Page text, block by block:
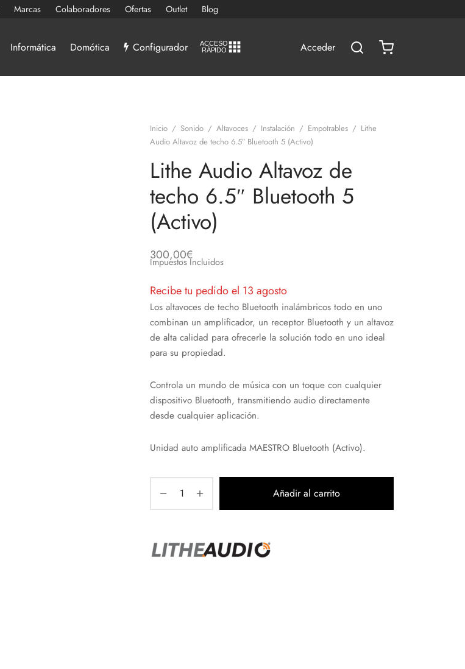
Marcas Colaboradores Ofertas Outlet Blog
Informática Domótica Configurador ACCESO
RÁPIDO Acceder
Inicio / Sonido / Altavoces / Instalación / Empotrables / Lithe
Audio Altavoz de techo 6.5″ Bluetooth 5 (Activo)
Lithe Audio Altavoz de
techo 6.5″ Bluetooth 5
(Activo)
300,00€
Impuestos Incluidos
Recibe tu pedido el 13 agosto
Los altavoces de techo Bluetooth inalámbricos todo en uno
combinan un amplificador, un receptor Bluetooth y un altavoz
de alta calidad para ofrecerle la solución todo en uno ideal
para su propiedad.
Controla un mundo de música con un toque con cualquier
dispositivo Bluetooth, transmitiendo audio directamente
desde cualquier aplicación.
Unidad auto amplificada MAESTRO Bluetooth (Activo).
Añadir al carrito